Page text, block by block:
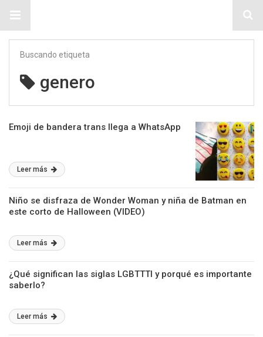
Buscando etiqueta
genero
Emoji de bandera trans llega a WhatsApp
Leer más
Niño se disfraza de Wonder Woman y niña de Batman en
este corto de Halloween (VIDEO)
Leer más
¿Qué significan las siglas LGBTTTI y porqué es importante
saberlo?
Leer más